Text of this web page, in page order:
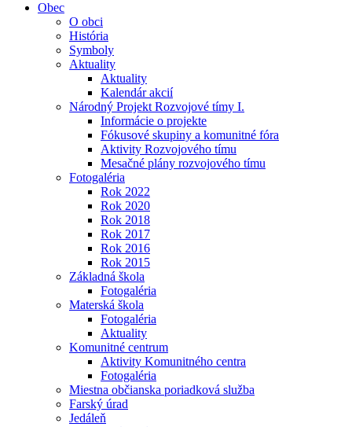
Obec
O obci
História
Symboly
Aktuality
Aktuality
Kalendár akcií
Národný Projekt Rozvojové tímy I.
Informácie o projekte
Fókusové skupiny a komunitné fóra
Aktivity Rozvojového tímu
Mesačné plány rozvojového tímu
Fotogaléria
Rok 2022
Rok 2020
Rok 2018
Rok 2017
Rok 2016
Rok 2015
Základná škola
Fotogaléria
Materská škola
Fotogaléria
Aktuality
Komunitné centrum
Aktivity Komunitného centra
Fotogaléria
Miestna občianska poriadková služba
Farský úrad
Jedáleň